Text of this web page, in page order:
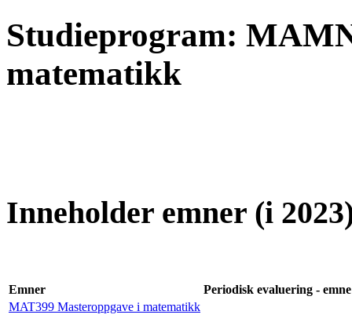
Studieprogram:
matematikk
Inneholder emner (i
Emner
Periodisk evaluering -
MAT399 Masteroppgave i matematikk